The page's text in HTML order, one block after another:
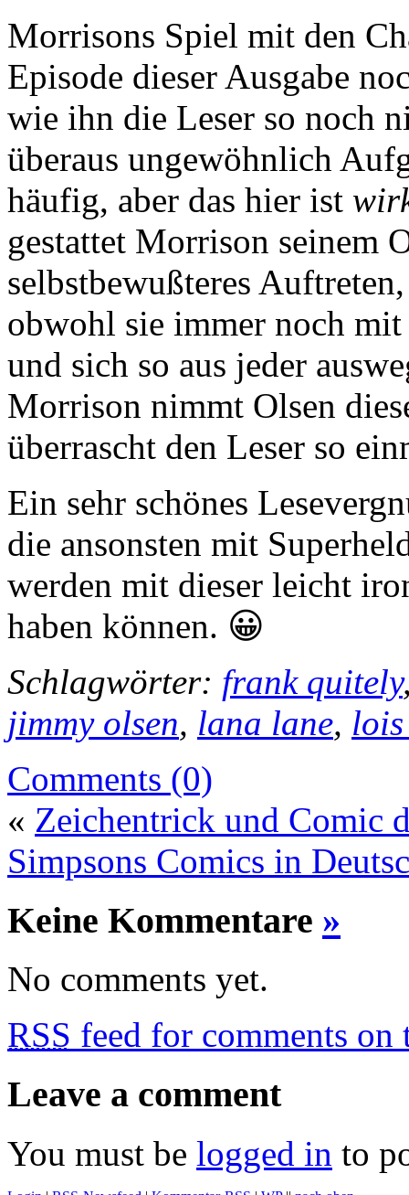
Morrisons Spiel mit den
Episode dieser Ausgabe
wie ihn die Leser so noch
überaus ungewöhnlich
häufig, aber das hier ist
gestattet Morrison seinem
selbstbewußteres
obwohl sie immer noch
und sich so aus jeder
Morrison nimmt Olsen
überrascht den Leser so
Ein sehr schönes
die ansonsten mit
werden mit dieser leicht
haben können. 😀
Schlagwörter: frank quitely
jimmy olsen, lana lane,
Comments (0)
« Zeichentrick und Comic
Simpsons Comics in
Keine Kommentare »
No comments yet.
RSS feed for comments on
Leave a comment
You must be logged in to